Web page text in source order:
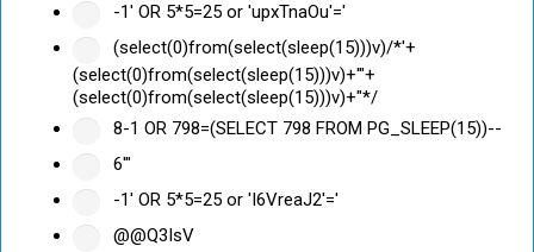
-1' OR 5*5=25 or 'upxTnaOu'='
(select(0)from(select(sleep(15)))v)/*'+
(select(0)from(select(sleep(15)))v)+'"+
(select(0)from(select(sleep(15)))v)+"*/
8-1 OR 798=(SELECT 798 FROM PG_SLEEP(15))--
6'"
-1' OR 5*5=25 or 'I6VreaJ2'='
@@Q3IsV